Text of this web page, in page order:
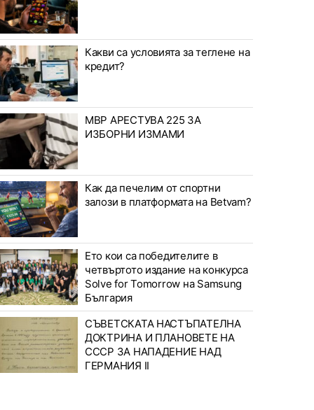
Какви са условията за теглене на
кредит?
МВР АРЕСТУВА 225 ЗА
ИЗБОРНИ ИЗМАМИ
Как да печелим от спортни
залози в платформата на Betvam?
Ето кои са победителите в
четвъртото издание на конкурса
Solve for Tomorrow на Samsung
България
СЪВЕТСКАТА НАСТЪПАТЕЛНА
ДОКТРИНА И ПЛАНОВЕТЕ НА
СССР ЗА НАПАДЕНИЕ НАД
ГЕРМАНИЯ II